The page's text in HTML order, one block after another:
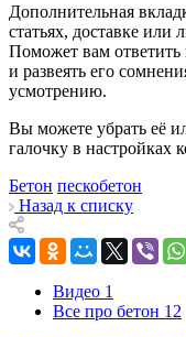
Дополнительная
статьях, доставке или
Поможет вам
и развеять его
усмотрению.
Вы можете убрать её
галочку в настройках
Бетон пескобетон
Назад к списку
Видео 1
Все про бетон 12